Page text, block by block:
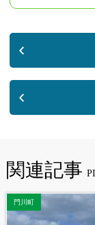
関連記事
門川町